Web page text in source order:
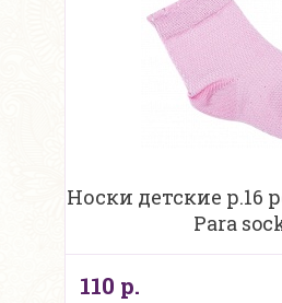
Носки детские р.16
Para
110 р.